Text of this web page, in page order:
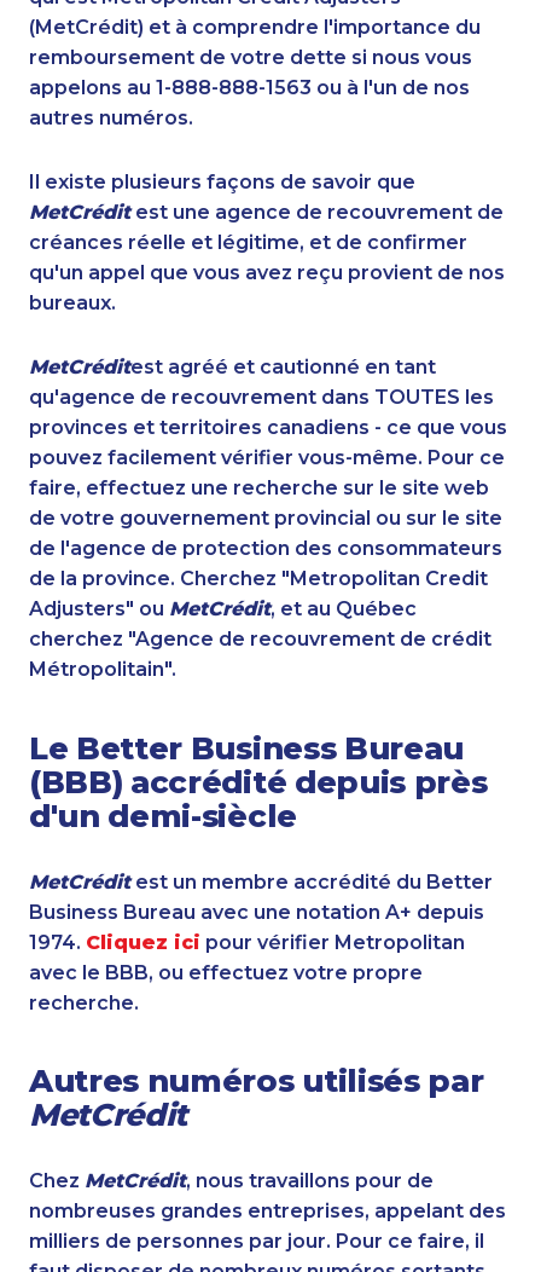
(MetCrédit) et à comprendre l'importance du
remboursement de votre dette si nous vous
appelons au 1-888-888-1563 ou à l'un de nos
autres numéros.
Il existe plusieurs façons de savoir que
MetCréditest une agence de recouvrement de
créances réelle et légitime, et de confirmer
qu'un appel que vous avez reçu provient de nos
bureaux.
MetCréditest agréé et cautionné en tant
qu'agence de recouvrement dans TOUTES les
provinces et territoires canadiens - ce que vous
pouvez facilement vérifier vous-même. Pour ce
faire, effectuez une recherche sur le site web
de votre gouvernement provincial ou sur le site
de l'agence de protection des consommateurs
de la province. Cherchez "Metropolitan Credit
Adjusters" ou MetCrédit, et au Québec
cherchez "Agence de recouvrement de crédit
Métropolitain".
Le Better Business Bureau
(BBB) accrédité depuis près
d'un demi-siècle
MetCréditest un membre accrédité du Better
Business Bureau avec une notation A+ depuis
1974. Cliquez ici pour vérifier Metropolitan
avec le BBB, ou effectuez votre propre
recherche.
Autres numéros utilisés par
MetCrédit
Chez MetCrédit, nous travaillons pour de
nombreuses grandes entreprises, appelant des
milliers de personnes par jour. Pour ce faire, il